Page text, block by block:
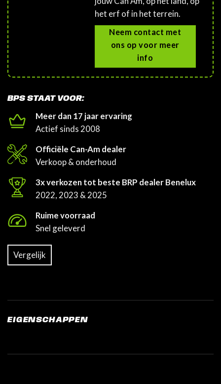
het erf of in het terrein.
Neem contact met
ons op voor meer
info
BPS STAAT VOOR:
Meer dan 17 jaar ervaring
Actief sinds 2008
Officiële Can-Am dealer
Verkoop & onderhoud
3x verkozen tot beste BRP dealer Benelux
2022, 2023 & 2025
Ruime voorraad
Snel geleverd
Vergelijk
EIGENSCHAPPEN